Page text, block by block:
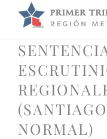
NORMAL)